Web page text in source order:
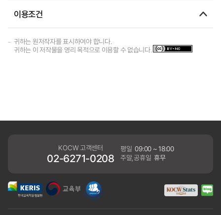
이용조건
귀하는 원저작자를 표시하여야 합니다.
귀하는 이 저작물을 영리 목적으로 이용할 수 없습니다.
KOCW 고객센터
02-6271-0208
평일 09:00 ~ 18:00
주말,공휴일 휴무